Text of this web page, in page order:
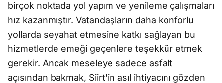
birçok noktada yol yapım ve yenileme çalışmaları
hız kazanmıştır. Vatandaşların daha konforlu
yollarda seyahat etmesine katkı sağlayan bu
hizmetlerde emeği geçenlere teşekkür etmek
gerekir. Ancak meseleye sadece asfalt
açısından bakmak, Siirt'in asıl ihtiyacını gözden